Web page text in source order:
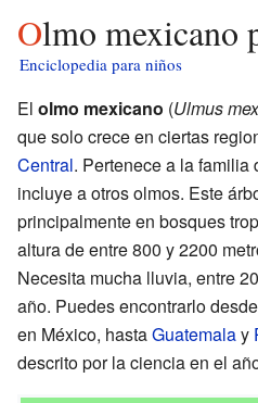
Olmo mexicano
Enciclopedia para niños
El olmo mexicano (Ulmus
que solo crece en ciertas
Central. Pertenece a la
incluye a otros olmos. Este
principalmente en bosques
altura de entre 800 y 2200
Necesita mucha lluvia, entre
año. Puedes encontrarlo desde
en México, hastaGuatemalay
descrito por la ciencia en el